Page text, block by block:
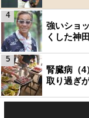
強いショ
くした神
4
腎臓病（4
取り過ぎ
5